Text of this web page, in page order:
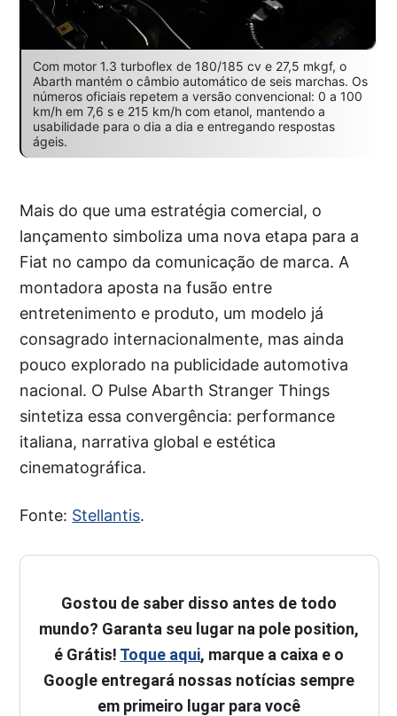
Com motor 1.3 turboflex de 180/185 cv e 27,5 mkgf, o
Abarth mantém o câmbio automático de seis marchas. Os
números oficiais repetem a versão convencional: 0 a 100
km/h em 7,6 s e 215 km/h com etanol, mantendo a
usabilidade para o dia a dia e entregando respostas
ágeis.
Mais do que uma estratégia comercial, o
lançamento simboliza uma nova etapa para a
Fiat no campo da comunicação de marca. A
montadora aposta na fusão entre
entretenimento e produto, um modelo já
consagrado internacionalmente, mas ainda
pouco explorado na publicidade automotiva
nacional. O Pulse Abarth Stranger Things
sintetiza essa convergência: performance
italiana, narrativa global e estética
cinematográfica.
Fonte: Stellantis.
Gostou de saber disso antes de todo
mundo? Garanta seu lugar na pole position,
é Grátis! Toque aqui, marque a caixa e o
Google entregará nossas notícias sempre
em primeiro lugar para você